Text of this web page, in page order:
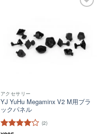
アクセサリー
YJ YuHu Megaminx V2 M用ブラ
ックパネル
(2)